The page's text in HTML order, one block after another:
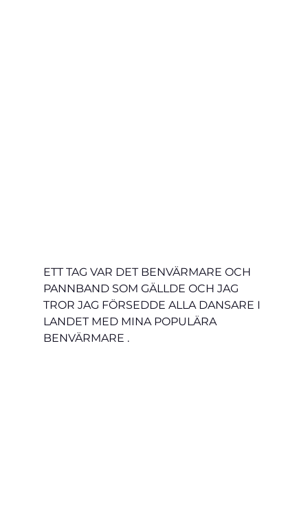
ETT TAG VAR DET BENVÄRMARE OCH
PANNBAND SOM GÄLLDE OCH JAG
TROR JAG FÖRSEDDE ALLA DANSARE I
LANDET MED MINA POPULÄRA
BENVÄRMARE .